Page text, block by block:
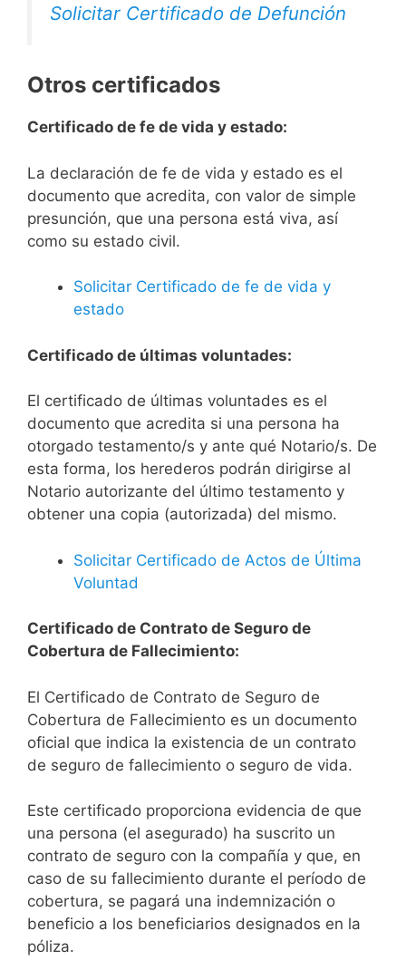
Solicitar Certificado de Defunción
Otros certificados
Certificado de fe de vida y estado:
La declaración de fe de vida y estado es el
documento que acredita, con valor de simple
presunción, que una persona está viva, así
como su estado civil.
Solicitar Certificado de fe de vida y
estado
Certificado de últimas voluntades:
El certificado de últimas voluntades es el
documento que acredita si una persona ha
otorgado testamento/s y ante qué Notario/s. De
esta forma, los herederos podrán dirigirse al
Notario autorizante del último testamento y
obtener una copia (autorizada) del mismo.
Solicitar Certificado de Actos de Última
Voluntad
Certificado de Contrato de Seguro de
Cobertura de Fallecimiento:
El Certificado de Contrato de Seguro de
Cobertura de Fallecimiento es un documento
oficial que indica la existencia de un contrato
de seguro de fallecimiento o seguro de vida.
Este certificado proporciona evidencia de que
una persona (el asegurado) ha suscrito un
contrato de seguro con la compañía y que, en
caso de su fallecimiento durante el período de
cobertura, se pagará una indemnización o
beneficio a los beneficiarios designados en la
póliza.